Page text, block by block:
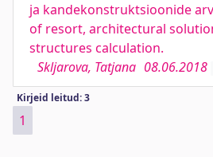
ja kandekonstruktsioonide
of resort, architectural
structures calculation.
Skljarova, Tatjana 08.06.2018
Kirjeid leitud: 3
1